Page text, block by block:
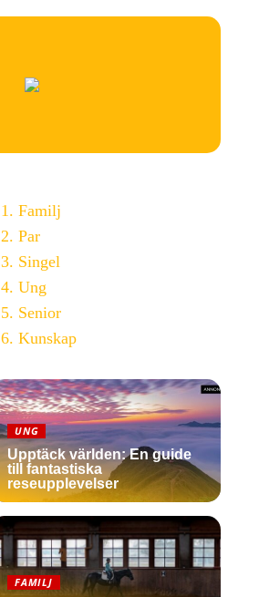
Familj
Par
Singel
Ung
Senior
Kunskap
UNG
Upptäck världen: En guide
till fantastiska
reseupplevelser
FAMILJ